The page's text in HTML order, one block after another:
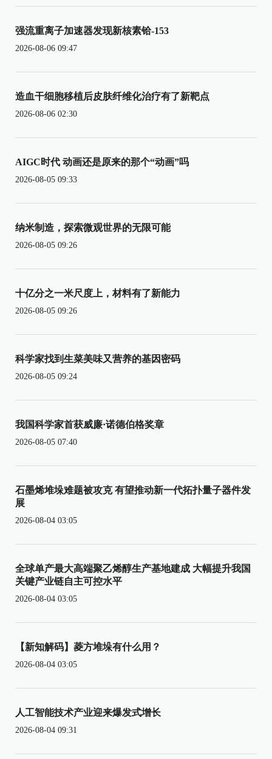
强流重离子加速器发现新核素铪-153
2026-08-06 09:47
造血干细胞移植后皮肤纤维化治疗有了新靶点
2026-08-06 02:30
AIGC时代 动画还是原来的那个“动画”吗
2026-08-05 09:33
纳米制造，探索微观世界的无限可能
2026-08-05 09:26
十亿分之一米尺度上，材料有了新能力
2026-08-05 09:26
科学家找到生菜美味又营养的基因密码
2026-08-05 09:24
我国科学家首获威廉·诺德伯格奖章
2026-08-05 07:40
石墨烯堆垛难题被攻克 有望推动新一代拓扑量子器件发
展
2026-08-04 03:05
全球单产最大高端聚乙烯醇生产基地建成 大幅提升我国
关键产业链自主可控水平
2026-08-04 03:05
【新知解码】菱方堆垛有什么用？
2026-08-04 03:05
人工智能技术产业迎来爆发式增长
2026-08-04 09:31